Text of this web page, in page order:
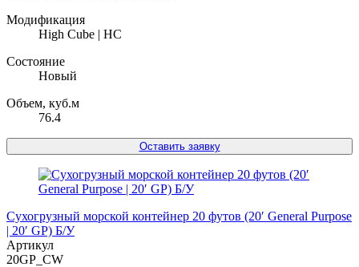
Модификация
High Cube | HC
Состояние
Новый
Объем, куб.м
76.4
Оставить заявку
Сухогрузный морской контейнер 20 футов (20′ General Purpose
| 20′ GP) Б/У
Артикул
20GP_CW